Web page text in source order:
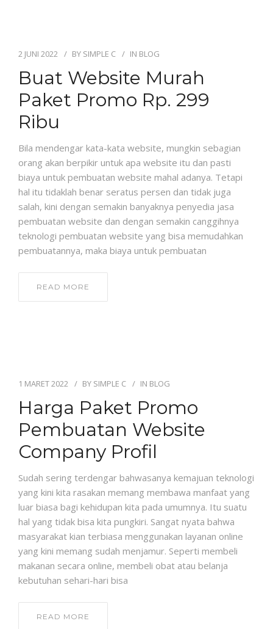
2 JUNI 2022 BY SIMPLE C IN BLOG
Buat Website Murah
Paket Promo Rp. 299
Ribu
Bila mendengar kata-kata website, mungkin sebagian
orang akan berpikir untuk apa website itu dan pasti
biaya untuk pembuatan website mahal adanya. Tetapi
hal itu tidaklah benar seratus persen dan tidak juga
salah, kini dengan semakin banyaknya penyedia jasa
pembuatan website dan dengan semakin canggihnya
teknologi pembuatan website yang bisa memudahkan
pembuatannya, maka biaya untuk pembuatan
READ MORE
1 MARET 2022 BY SIMPLE C IN BLOG
Harga Paket Promo
Pembuatan Website
Company Profil
Sudah sering terdengar bahwasanya kemajuan teknologi
yang kini kita rasakan memang membawa manfaat yang
luar biasa bagi kehidupan kita pada umumnya. Itu suatu
hal yang tidak bisa kita pungkiri. Sangat nyata bahwa
masyarakat kian terbiasa menggunakan layanan online
yang kini memang sudah menjamur. Seperti membeli
makanan secara online, membeli obat atau belanja
kebutuhan sehari-hari bisa
READ MORE